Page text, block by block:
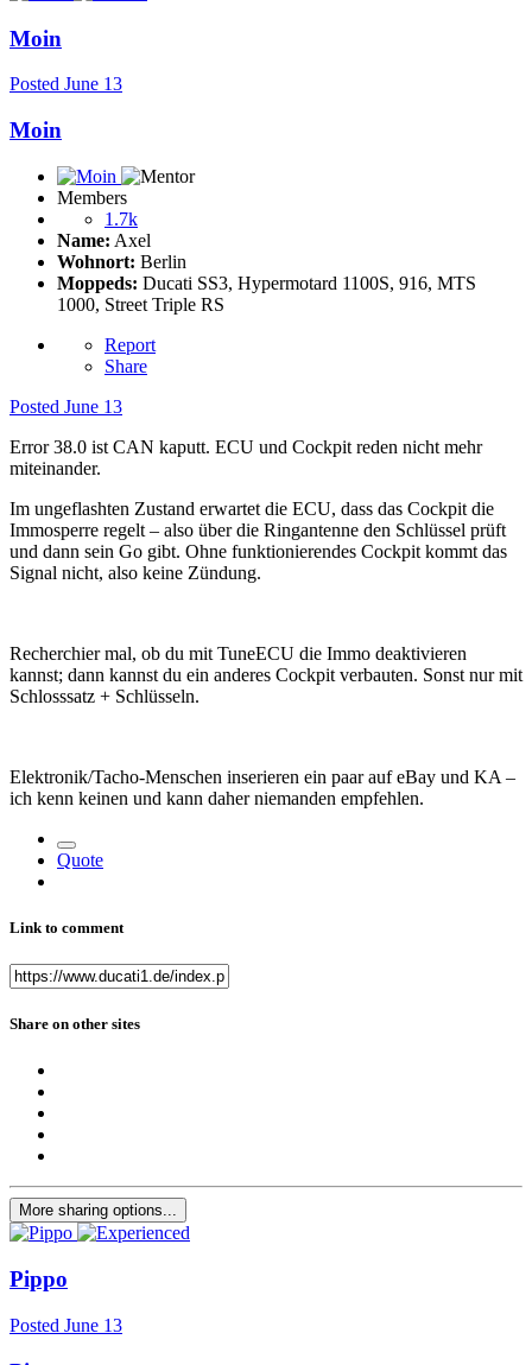
Moin
Posted June 13
Moin
Members
1.7k
Name: Axel
Wohnort: Berlin
Moppeds: Ducati SS3, Hypermotard 1100S, 916, MTS
1000, Street Triple RS
Report
Share
Posted June 13
Error 38.0 ist CAN kaputt. ECU und Cockpit reden nicht mehr
miteinander.
Im ungeflashten Zustand erwartet die ECU, dass das Cockpit die
Immosperre regelt – also über die Ringantenne den Schlüssel prüft
und dann sein Go gibt. Ohne funktionierendes Cockpit kommt das
Signal nicht, also keine Zündung.
Recherchier mal, ob du mit TuneECU die Immo deaktivieren
kannst; dann kannst du ein anderes Cockpit verbauten. Sonst nur mit
Schlosssatz + Schlüsseln.
Elektronik/Tacho-Menschen inserieren ein paar auf eBay und KA –
ich kenn keinen und kann daher niemanden empfehlen.
Quote
Link to comment
Share on other sites
More sharing options...
Pippo
Posted June 13